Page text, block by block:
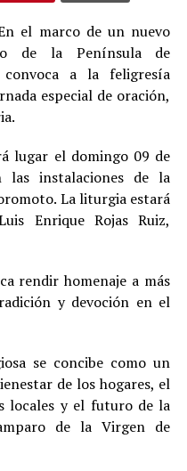
el marco de un nuevo
de la Península de
a la feligresía
especial de oración,
lugar el domingo 09 de
instalaciones de la
La liturgia estará
Enrique Rojas Ruiz,
rendir homenaje a más
y devoción en el
se concibe como un
de los hogares, el
locales y el futuro de la
de la Virgen de